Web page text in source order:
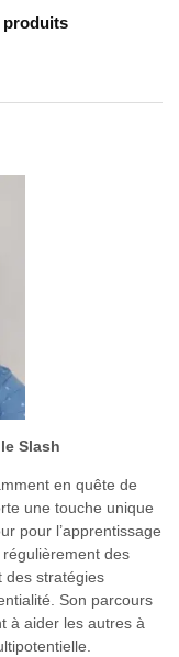
produits
Slash
en quête de
une touche unique
pour l’apprentissage
des
des stratégies
Son parcours
à aider les autres à